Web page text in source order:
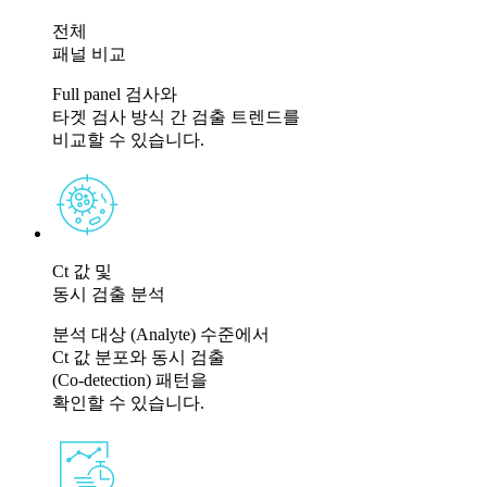
전체
패널 비교
Full panel 검사와
타겟 검사 방식 간 검출 트렌드를
비교할 수 있습니다.
Ct 값 및
동시 검출 분석
분석 대상 (Analyte) 수준에서​
Ct 값 분포와 동시 검출
(Co-detection) 패턴을
확인할 수 있습니다.